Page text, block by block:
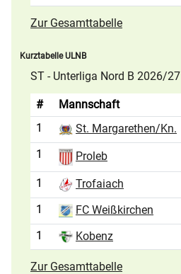
Zur Gesamttabelle
Kurztabelle ULNB
ST - Unterliga Nord B 2026/27
# Mannschaft
1
St. Margarethen/Kn.
1
Proleb
1 Trofaiach
1
FC Weißkirchen
1
Kobenz
Zur Gesamttabelle